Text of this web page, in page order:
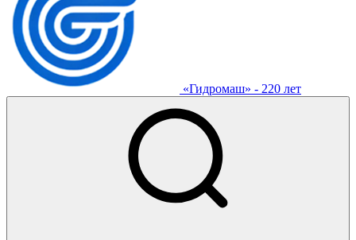
«Гидромаш» - 220 лет